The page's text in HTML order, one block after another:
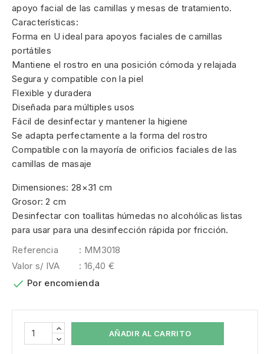
apoyo facial de las camillas y mesas de tratamiento.
Características:
Forma en U ideal para apoyos faciales de camillas
portátiles
Mantiene el rostro en una posición cómoda y relajada
Segura y compatible con la piel
Flexible y duradera
Diseñada para múltiples usos
Fácil de desinfectar y mantener la higiene
Se adapta perfectamente a la forma del rostro
Compatible con la mayoría de orificios faciales de las
camillas de masaje
Dimensiones: 28×31 cm
Grosor: 2 cm
Desinfectar con toallitas húmedas no alcohólicas listas
para usar para una desinfección rápida por fricción.
Referencia
: MM3018
Valor s/ IVA
: 16,40 €
 Por encomienda
AÑADIR AL CARRITO